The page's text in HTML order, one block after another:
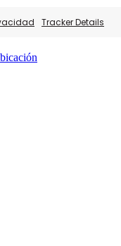
Tracker Details